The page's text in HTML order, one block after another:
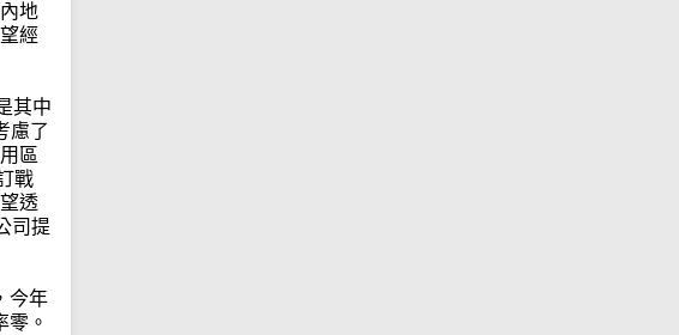
地
經
其中
慮了
區
戰
透
司提
今年
零。